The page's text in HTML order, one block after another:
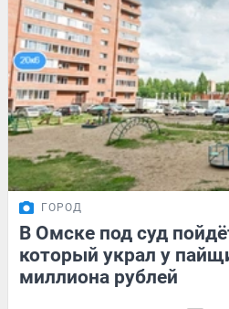
ГОРОД
В Омске под суд
который украл у
миллиона рублей